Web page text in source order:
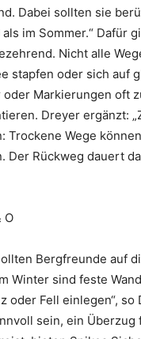
Dabei sollten sie
im Sommer.“ Dafür
Nicht alle
stapfen oder sich auf
Markierungen oft
Dreyer ergänzt:
Trockene Wege
Der Rückweg dauert
O
Bergfreunde auf
Winter sind feste
oder Fell einlegen“,
sein, ein